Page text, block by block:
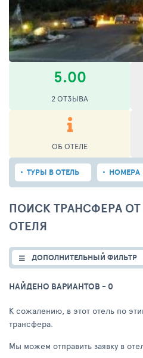
5.00
2 ОТЗЫВА
ОБ ОТЕЛЕ
ТУРЫ В ОТЕЛЬ НОМЕРА
ПОИСК ТРАНСФЕРА
ОТЕЛЯ
ДОПОЛНИТЕЛЬНЫЙ ФИЛЬТР
НАЙДЕНО ВАРИАНТОВ - 0
К сожалению, в этот отель по
трансфера.
Мы можем отправить заявку в